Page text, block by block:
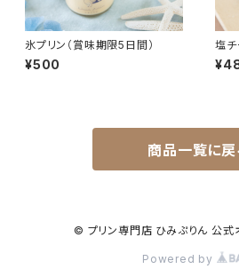
氷プリン（賞味期限5日間）
¥500
塩チ
間）
商品一覧に戻
© プリン専門店 ひみぷりん 公式
Powered by